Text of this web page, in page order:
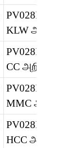
KLW அறிமுகம்
CC அறிமுகம்
MMC அறிமுகம்
HCC அறிமுகம்